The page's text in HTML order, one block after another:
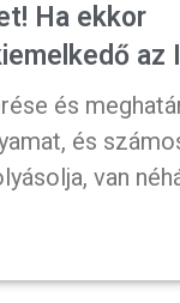
Ha ekkor
az
és
és
van